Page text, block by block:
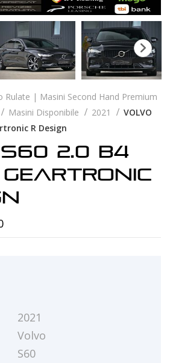
| Masini Second Hand Premium
Masini Disponibile 2021
VOLVO
R Design
2.0 B4
Geartronic
2021
Volvo
S60